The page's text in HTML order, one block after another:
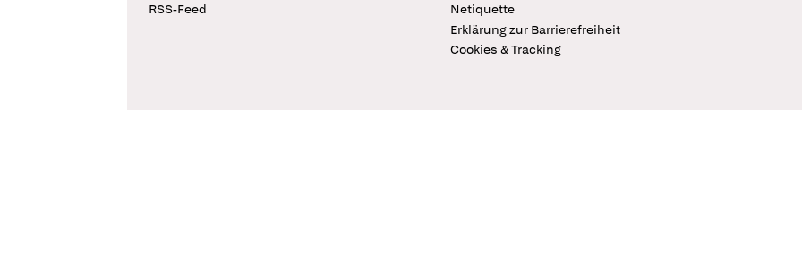
RSS-Feed
Netiquette
Erklärung zur Barrierefreiheit
Cookies & Tracking